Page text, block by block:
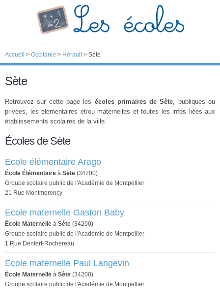
Accueil > Occitanie > Hérault> Sète
Sète
Retrouvez sur cette page les écoles primaires de Sète, publiques ou
privées, les élémentaires et/ou maternelles et toutes les infos liées aux
établissements scolaires de la ville.
Écoles de Sète
Ecole élémentaire Arago
École Élémentaire à Sète (34200)
Groupe scolaire public de l'Académie de Montpellier
21 Rue Montmorency
Ecole maternelle Gaston Baby
École Maternelle à Sète (34200)
Groupe scolaire public de l'Académie de Montpellier
1 Rue Denfert-Rochereau
Ecole maternelle Paul Langevin
École Maternelle à Sète (34200)
Groupe scolaire public de l'Académie de Montpellier